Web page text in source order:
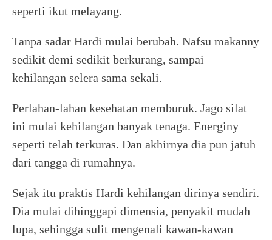
seperti ikut melayang.
Tanpa sadar Hardi mulai berubah. Nafsu makanny
sedikit demi sedikit berkurang, sampai
kehilangan selera sama sekali.
Perlahan-lahan kesehatan memburuk. Jago silat
ini mulai kehilangan banyak tenaga. Energiny
seperti telah terkuras. Dan akhirnya dia pun jatuh
dari tangga di rumahnya.
Sejak itu praktis Hardi kehilangan dirinya sendiri.
Dia mulai dihinggapi dimensia, penyakit mudah
lupa, sehingga sulit mengenali kawan-kawan